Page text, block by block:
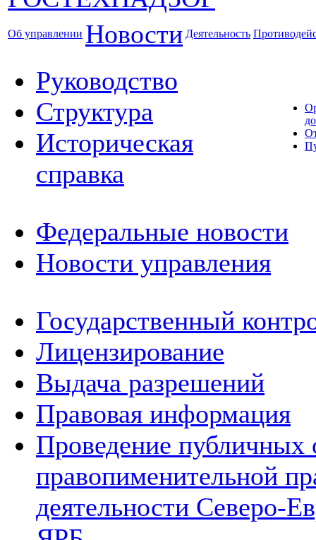
Об управлении Новости Деятельность
Руководство
Структура
Историческая
справка
Федеральные новости
Новости управления
Государственный
Лицензирование
Выдача разрешений
Правовая информация
Проведение публичных
правопименительной
деятельности Северо-